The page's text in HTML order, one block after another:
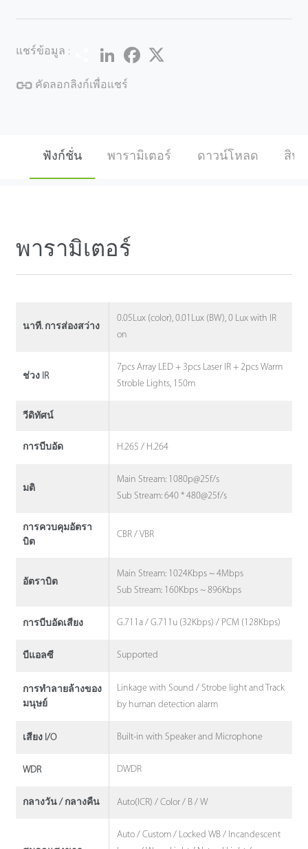
ของ H.264 แบบดั้งเดิม เทคโนโลยี H.265 ประกอบด้วยชุด
กลยุทธ์การเข้ารหัสเช่น Dyamic ROI การลดสัญญาณ
รบกวน 2D &3D อัจฉริยะ ฯลฯ เพื่อประหยัดแบนด์วิดท์และ
ความชื้น 90%
แชร์ข้อมูล : Share LinkedInFacebook
คัดลอกลิงก์เพื่อแชร์
ฟังก์ชั่น พารามิเตอร์ ดาวน์โหลด สิน
พารามิเตอร์
นาที. การส่องสว่าง
0.05Lux (color), 0.01Lux (BW), 0 Lux with IR
on
ช่วง IR
7pcs Array LED + 3pcs Laser IR + 2pcs Warm
Stroble Lights, 150m
วีดิทัศน์
การบีบอัด H.265 / H.264
มติ
Main Stream: 1080p@25f/s
Sub Stream: 640 * 480@25f/s
การควบคุมอัตรา
บิต
CBR / VBR
อัตราบิต
Main Stream: 1024Kbps ~ 4Mbps
Sub Stream: 160Kbps ~ 896Kbps
การบีบอัดเสียง G.711a / G.711u (32Kbps) / PCM (128Kbps)
บีแอลซี Supported
การทําลายล้างของ
มนุษย์
Linkage with Sound / Strobe light and Track
by human detection alarm
เสียง I/O Built-in with Speaker and Microphone
WDR DWDR
กลางวัน / กลางคืน Auto(ICR) / Color / B / W
Auto / Custom / Locked WB / Incandescent